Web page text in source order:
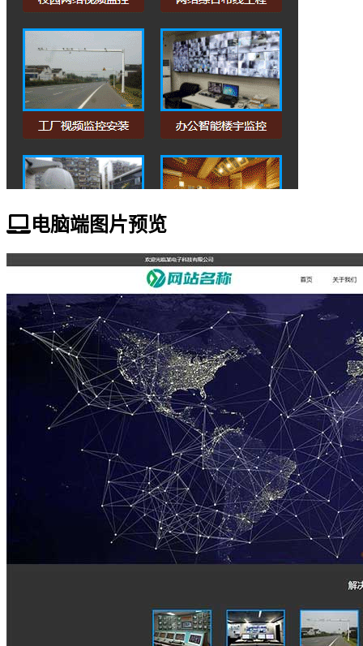
电脑端图片预览